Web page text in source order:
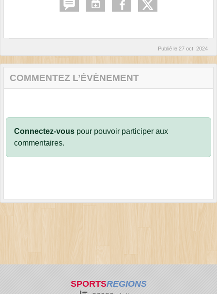
Publié le 27 oct. 2024
COMMENTEZ L’ÉVÈNEMENT
Connectez-vous pour pouvoir participer aux
commentaires.
SPORTSREGIONS